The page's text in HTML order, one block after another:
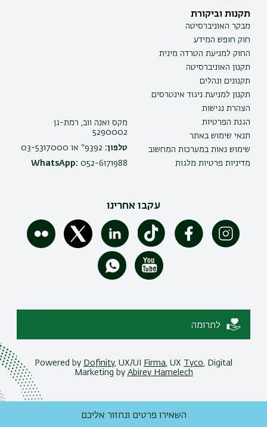
תקנות וביקורת
מבקר האוניברסיטה
חוק חופש המידע
החוק למניעת הטרדה מינית
תקנון האוניברסיטה
תקנונים ונהלים
תקנון למניעת ניגוד אינטרסים
הצהרת נגישות
הגנת הפרטיות
תנאי שימוש באתר
שימוש נאות במערכות המחשוב
מדיניות פרטיות מלגות
מקס ואנה ווב, רמת-גן
5290002
טלפון:
WhatsApp: 052-6171988
עקבו אחרינו
לתרומה
Powered by Dofinity, UX/UI Firma , UX Tyco , Digital
Marketing by Abirey Hamelech
השאירו פרטים ונחזור אליכם